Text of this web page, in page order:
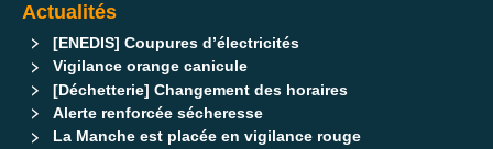
Actualités
[ENEDIS] Coupures d’électricités
Vigilance orange canicule
[Déchetterie] Changement des horaires
Alerte renforcée sécheresse
La Manche est placée en vigilance rouge